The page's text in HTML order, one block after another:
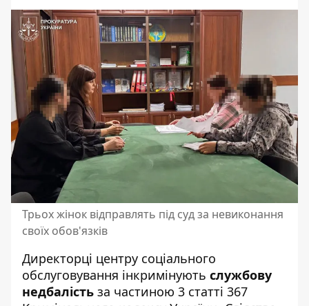
Трьох жінок відправлять під суд за невиконання
своїх обов'язків
Директорці центру соціального
обслуговування інкримінують службову
недбалість за частиною 3 статті 367